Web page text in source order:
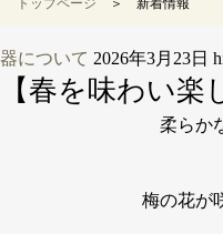
トップページ ＞ 新着情報
器について 2026年3月23日
【春を味わい楽
柔らか
梅の花が